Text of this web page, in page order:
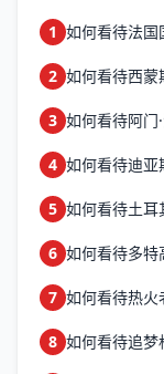
1 如何看待法国
2 如何看待西蒙
3 如何看待阿门
4 如何看待迪亚
5 如何看待土耳
6 如何看待多特
7 如何看待热火
8 如何看待追梦